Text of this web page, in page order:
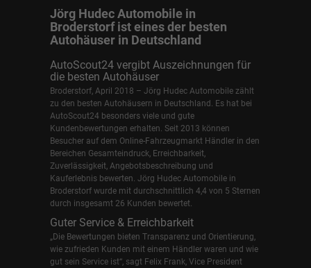
Jörg Hudec Automobile in
Broderstorf ist eines der besten
Autohäuser in Deutschland
AutoScout24 vergibt Auszeichnungen für
die besten Autohäuser
Broderstorf, April 2018 – Jörg Hudec Automobile zählt
zu den besten Autohäusern in Deutschland. Es hat bei
AutoScout24 besonders viele und gute
Kundenbewertungen erhalten. Seit 2013 können
Besucher auf dem Online-Fahrzeugmarkt Händler in den
Bereichen Gesamteindruck, Erreichbarkeit,
Zuverlässigkeit, Angebotsbeschreibung und
Kauferlebnis bewerten. Jörg Hudec Automobile in
Broderstorf wurde mit durchschnittlich 4,4 von 5 Sternen
durch insgesamt 26 Kunden bewertet.
Guter Service & Erreichbarkeit
„Die Bewertungen bieten Transparenz und Orientierung,
wie zufrieden Kunden mit einem Händler waren und wie
gut sein Service ist“, sagt Felix Frank, Vice President